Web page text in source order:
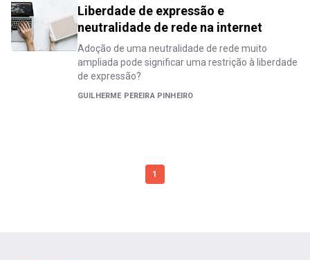
Liberdade de expressão e
neutralidade de rede na internet
Adoção de uma neutralidade de rede muito
ampliada pode significar uma restrição à liberdade
de expressão?
GUILHERME PEREIRA PINHEIRO
1